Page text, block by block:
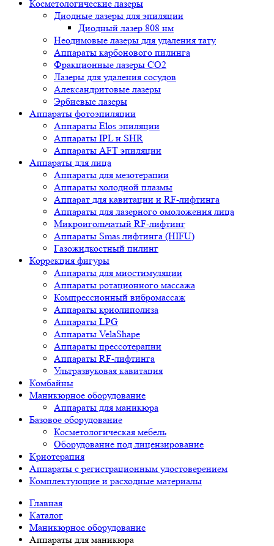
Косметологические лазеры
Диодные лазеры для эпиляции
Диодный лазер 808 нм
Неодимовые лазеры для удаления тату
Аппараты карбонового пилинга
Фракционные лазеры CO2
Лазеры для удаления сосудов
Александритовые лазеры
Эрбиевые лазеры
Аппараты фотоэпиляции
Аппараты Elos эпиляции
Аппараты IPL и SHR
Аппараты AFT эпиляции
Аппараты для лица
Аппараты для мезотерапии
Аппараты холодной плазмы
Аппарат для кавитации и RF-лифтинга
Аппараты для лазерного омоложения лица
Микроигольчатый RF-лифтинг
Аппараты Smas лифтинга (HIFU)
Газожидкостный пилинг
Коррекция фигуры
Аппараты для миостимуляции
Аппараты ротационного массажа
Компрессионный вибромассаж
Аппараты криолиполиза
Аппараты LPG
Аппараты VelaShape
Аппараты прессотерапии
Аппараты RF-лифтинга
Ультразвуковая кавитация
Комбайны
Маникюрное оборудование
Аппараты для маникюра
Базовое оборудование
Косметологическая мебель
Оборудование под лицензирование
Криотерапия
Аппараты c регистрационным удостоверением
Комплектующие и расходные материалы
Главная
Каталог
Маникюрное оборудование
Аппараты для маникюра